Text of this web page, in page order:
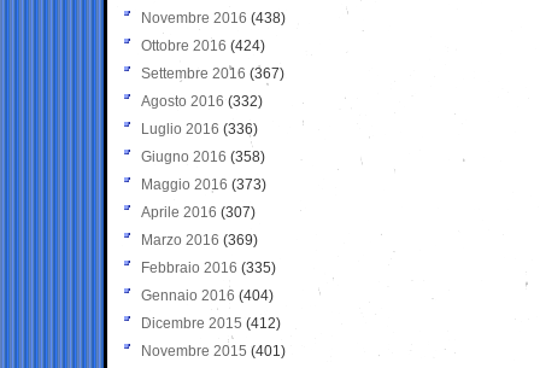
Novembre 2016 (438)
Ottobre 2016 (424)
Settembre 2016 (367)
Agosto 2016 (332)
Luglio 2016 (336)
Giugno 2016 (358)
Maggio 2016 (373)
Aprile 2016 (307)
Marzo 2016 (369)
Febbraio 2016 (335)
Gennaio 2016 (404)
Dicembre 2015 (412)
Novembre 2015 (401)